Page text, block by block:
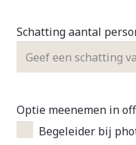
Schatting aantal
Optie meenemen in
Begeleider bij